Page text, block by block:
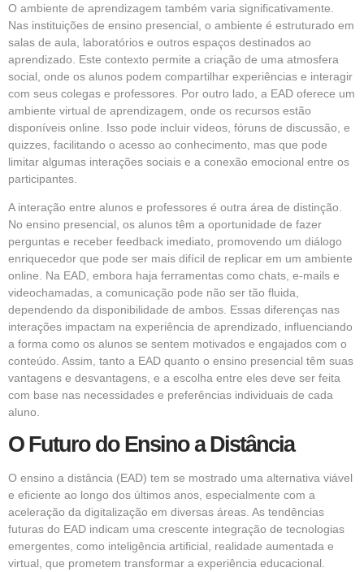
O ambiente de aprendizagem também varia significativamente.
Nas instituições de ensino presencial, o ambiente é estruturado em
salas de aula, laboratórios e outros espaços destinados ao
aprendizado. Este contexto permite a criação de uma atmosfera
social, onde os alunos podem compartilhar experiências e interagir
com seus colegas e professores. Por outro lado, a EAD oferece um
ambiente virtual de aprendizagem, onde os recursos estão
disponíveis online. Isso pode incluir vídeos, fóruns de discussão, e
quizzes, facilitando o acesso ao conhecimento, mas que pode
limitar algumas interações sociais e a conexão emocional entre os
participantes.
A interação entre alunos e professores é outra área de distinção.
No ensino presencial, os alunos têm a oportunidade de fazer
perguntas e receber feedback imediato, promovendo um diálogo
enriquecedor que pode ser mais difícil de replicar em um ambiente
online. Na EAD, embora haja ferramentas como chats, e-mails e
videochamadas, a comunicação pode não ser tão fluida,
dependendo da disponibilidade de ambos. Essas diferenças nas
interações impactam na experiência de aprendizado, influenciando
a forma como os alunos se sentem motivados e engajados com o
conteúdo. Assim, tanto a EAD quanto o ensino presencial têm suas
vantagens e desvantagens, e a escolha entre eles deve ser feita
com base nas necessidades e preferências individuais de cada
aluno.
O Futuro do Ensino a Distância
O ensino a distância (EAD) tem se mostrado uma alternativa viável
e eficiente ao longo dos últimos anos, especialmente com a
aceleração da digitalização em diversas áreas. As tendências
futuras do EAD indicam uma crescente integração de tecnologias
emergentes, como inteligência artificial, realidade aumentada e
virtual, que prometem transformar a experiência educacional.